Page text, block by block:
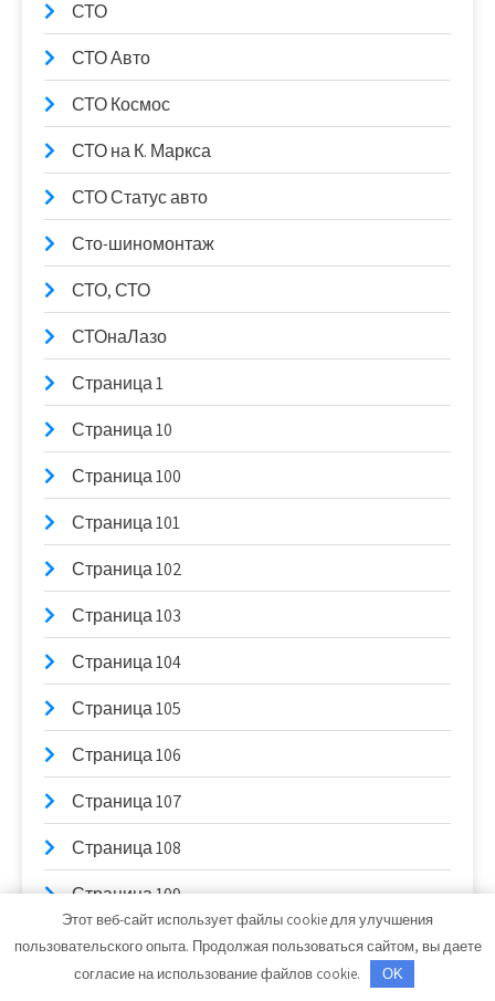
СТО
СТО Авто
СТО Космос
СТО на К. Маркса
СТО Статус авто
Сто-шиномонтаж
СТО, СТО
СТОнаЛазо
Страница 1
Страница 10
Страница 100
Страница 101
Страница 102
Страница 103
Страница 104
Страница 105
Страница 106
Страница 107
Страница 108
Страница 109
Страница 11
Этот веб-сайт использует файлы cookie для улучшения
пользовательского опыта. Продолжая пользоваться сайтом, вы даете
согласие на использование файлов cookie.
OK